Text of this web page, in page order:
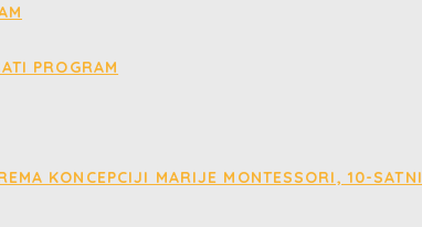
PROGRAM
KONCEPCIJI MARIJE MONTESSORI, 10-SATNI